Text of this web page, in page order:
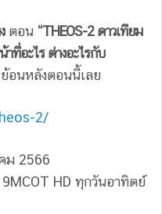
ตอน “THEOS-2 ดาวเทียม
ที่อะไร ต่างอะไรกับ
อนหลังตอนนี้เลย
2/
ม 2566
HD ทุกวันอาทิตย์